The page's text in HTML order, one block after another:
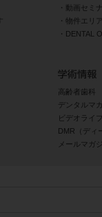
動画セミ
物件エリ
DENTAL
高齢者歯科
デンタルマ
ビデオライ
DMR（ディ
メールマガ